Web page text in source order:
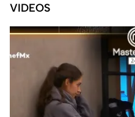
VIDEOS